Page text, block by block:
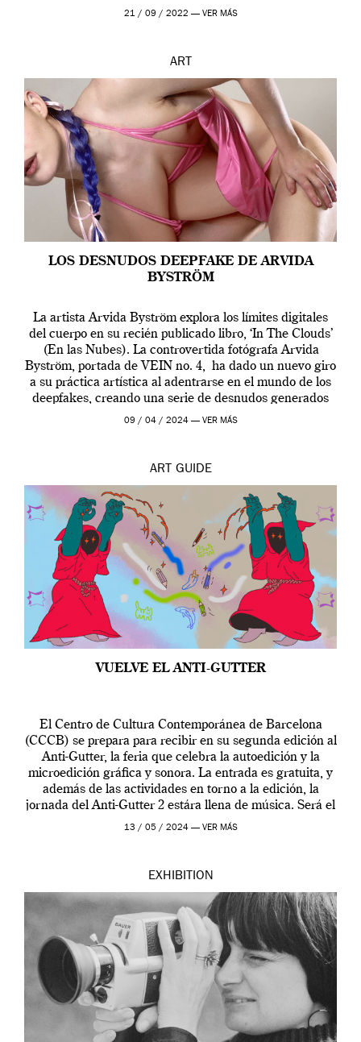
que los humanos tienen un complejo […]
21 / 09 / 2022 — VER MÁS
ART
LOS DESNUDOS DEEPFAKE DE ARVIDA
BYSTRÖM
La artista Arvida Byström explora los límites digitales
del cuerpo en su recién publicado libro, ‘In The Clouds’
(En las Nubes). La controvertida fotógrafa Arvida
Byström, portada de VEIN no. 4, ha dado un nuevo giro
a su práctica artística al adentrarse en el mundo de los
deepfakes, creando una serie de desnudos generados
por […]
09 / 04 / 2024 — VER MÁS
ART GUIDE
VUELVE EL ANTI-GUTTER
El Centro de Cultura Contemporánea de Barcelona
(CCCB) se prepara para recibir en su segunda edición al
Anti-Gutter, la feria que celebra la autoedición y la
microedición gráfica y sonora. La entrada es gratuita, y
además de las actividades en torno a la edición, la
jornada del Anti-Gutter 2 estára llena de música. Será el
[…]
13 / 05 / 2024 — VER MÁS
EXHIBITION